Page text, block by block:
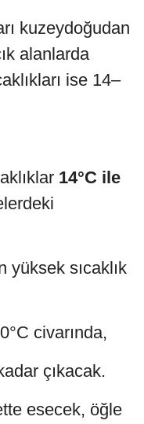
kuzeydoğudan
alanlarda
ise 14–
14°C ile
yüksek sıcaklık
civarında,
çıkacak.
esecek, öğle